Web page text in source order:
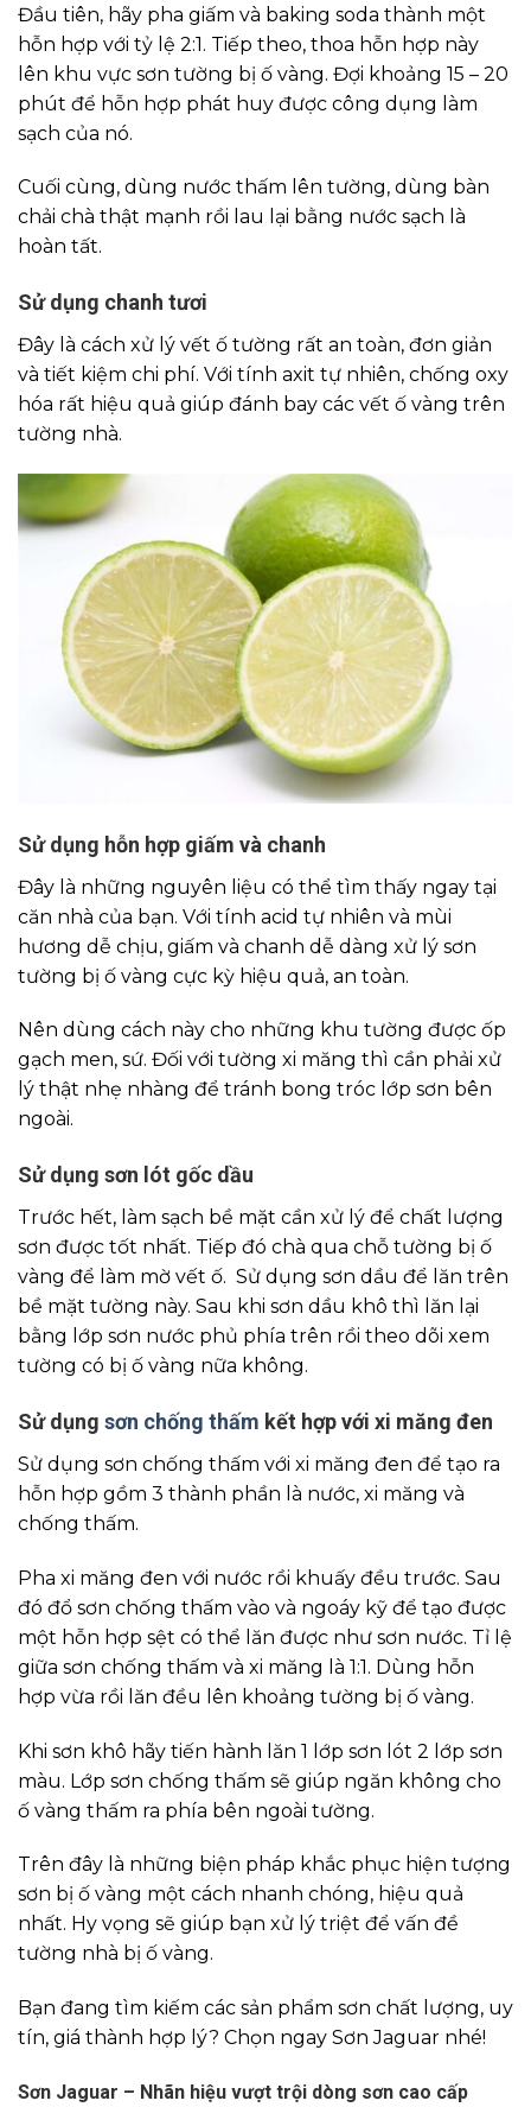
Đầu tiên, hãy pha giấm và baking soda thành một
hỗn hợp với tỷ lệ 2:1. Tiếp theo, thoa hỗn hợp này
lên khu vực sơn tường bị ố vàng. Đợi khoảng 15 – 20
phút để hỗn hợp phát huy được công dụng làm
sạch của nó.
Cuối cùng, dùng nước thấm lên tường, dùng bàn
chải chà thật mạnh rồi lau lại bằng nước sạch là
hoàn tất.
Sử dụng chanh tươi
Đây là cách xử lý vết ố tường rất an toàn, đơn giản
và tiết kiệm chi phí. Với tính axit tự nhiên, chống oxy
hóa rất hiệu quả giúp đánh bay các vết ố vàng trên
tường nhà.
Sử dụng hỗn hợp giấm và chanh
Đây là những nguyên liệu có thể tìm thấy ngay tại
căn nhà của bạn. Với tính acid tự nhiên và mùi
hương dễ chịu, giấm và chanh dễ dàng xử lý sơn
tường bị ố vàng cực kỳ hiệu quả, an toàn.
Nên dùng cách này cho những khu tường được ốp
gạch men, sứ. Đối với tường xi măng thì cần phải xử
lý thật nhẹ nhàng để tránh bong tróc lớp sơn bên
ngoài.
Sử dụng sơn lót gốc dầu
Trước hết, làm sạch bề mặt cần xử lý để chất lượng
sơn được tốt nhất. Tiếp đó chà qua chỗ tường bị ố
vàng để làm mờ vết ố. Sử dụng sơn dầu để lăn trên
bề mặt tường này. Sau khi sơn dầu khô thì lăn lại
bằng lớp sơn nước phủ phía trên rồi theo dõi xem
tường có bị ố vàng nữa không.
Sử dụng sơn chống thấm kết hợp với xi măng đen
Sử dụng sơn chống thấm với xi măng đen để tạo ra
hỗn hợp gồm 3 thành phần là nước, xi măng và
chống thấm.
Pha xi măng đen với nước rồi khuấy đều trước. Sau
đó đổ sơn chống thấm vào và ngoáy kỹ để tạo được
một hỗn hợp sệt có thể lăn được như sơn nước. Tỉ lệ
giữa sơn chống thấm và xi măng là 1:1. Dùng hỗn
hợp vừa rồi lăn đều lên khoảng tường bị ố vàng.
Khi sơn khô hãy tiến hành lăn 1 lớp sơn lót 2 lớp sơn
màu. Lớp sơn chống thấm sẽ giúp ngăn không cho
ố vàng thấm ra phía bên ngoài tường.
Trên đây là những biện pháp khắc phục hiện tượng
sơn bị ố vàng một cách nhanh chóng, hiệu quả
nhất. Hy vọng sẽ giúp bạn xử lý triệt để vấn đề
tường nhà bị ố vàng.
Bạn đang tìm kiếm các sản phẩm sơn chất lượng, uy
tín, giá thành hợp lý? Chọn ngay Sơn Jaguar nhé!
Sơn Jaguar – Nhãn hiệu vượt trội dòng sơn cao cấp